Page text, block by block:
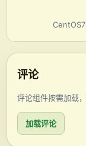
评论
评论组件按需加载
加载评论